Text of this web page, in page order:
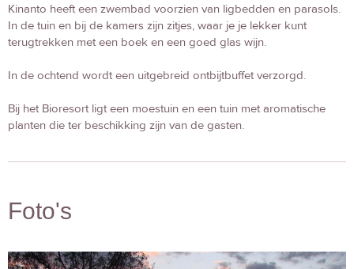
Kinanto heeft een zwembad voorzien van ligbedden en parasols.
In de tuin en bij de kamers zijn zitjes, waar je je lekker kunt
terugtrekken met een boek en een goed glas wijn.
In de ochtend wordt een uitgebreid ontbijtbuffet verzorgd.
Bij het Bioresort ligt een moestuin en een tuin met aromatische
planten die ter beschikking zijn van de gasten.
Foto's